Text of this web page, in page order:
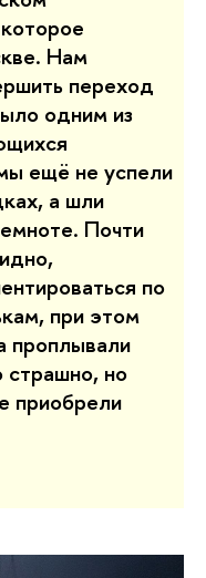
Нам
переход
одним из
ещё не успели
а шли
Почти
по
при этом
проплывали
но
приобрели